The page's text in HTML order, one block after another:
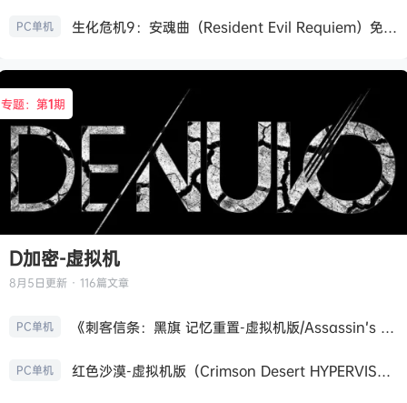
PC单机 生化危机9：安魂曲（Resident Evil Requiem）免安装中文版
专题：第1期
D加密-虚拟机
8月5日更新 · 116篇文章
PC单机 《刺客信条：黑旗 记忆重置-虚拟机版/Assassin’s Creed Black Flag Resynced HYPERVISOR》免安装中文版
PC单机 红色沙漠-虚拟机版（Crimson Desert HYPERVISOR）免安装中文版